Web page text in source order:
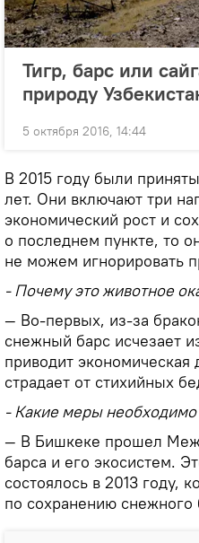
Тигр, барс или
природу
5 октября 2016, 14:44
В 2015 году были
лет. Они включают три
экономический рост и
о последнем пункте, то
не можем игнорировать
- Почему это животное
— Во-первых, из-за
снежный барс исчезает
приводит экономическая
страдает от стихийных
- Какие меры необходимо
— В Бишкеке прошел
барса и его экосистем.
состоялось в 2013 году,
по сохранению снежного